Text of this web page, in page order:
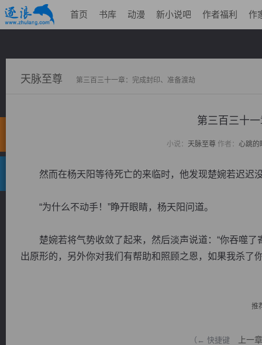
首页 书库 动漫 新小说吧 作者福利 作
天脉至尊 第三百三十一章：完成封印、准备渡劫
第三百三十
小说： 天脉至尊作者： 心跳的
然而在杨天阳等待死亡的来临时，他发现楚婉若迟迟
“为什么不动手！”睁开眼睛，杨天阳问道。
楚婉若将气势收敛了起来，然后淡声说道：“你吞噬了
出原形的，另外你对我们有帮助和照顾之恩，如果我杀了
推
（← 快捷键 上一章